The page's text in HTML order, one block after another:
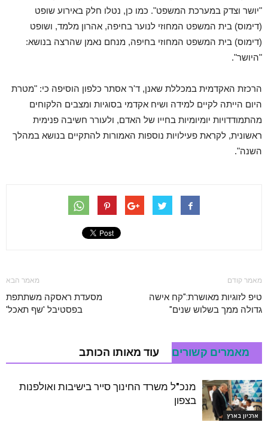
"יושר וצדק במערכת המשפט". כמו כן, נטלו חלק באירוע שופט
(דימוס) בית המשפט המחוזי לנוער בחיפה, אהרון מלמד, ושופט
(דימוס) בית המשפט המחוזי בחיפה, מנחם נאמן שהרצה בנושא:
"היושר".
הרכזת האקדמית במכללת שאנן, ד'ר אסתר כלפון הוסיפה כי: "מטרת
היום הייתה לקיים למידה ושיח אקדמי בסוגיות ומצבים הלקוחים
מהתמודדויות יומיומיות בחייו של האדם, ולעורר חשיבה פנימית
ראשונית, לקראת פעילויות נוספות האמורות להתקיים בנושא במהלך
השנה".
מאמר קודם
טיפ לזוגיות מאושרת:"קח אישה
גדולה ממך בשלוש שנים"
מאמר הבא
מסעדת ראסקה משתתפת
בפסטיבל 'שף תאכל'
מאמרים קשורים עוד מאותו הכותב
ארכיון בארץ
מנכ"ל משרד החינוך סייר בישיבות ואולפנות
בצפון